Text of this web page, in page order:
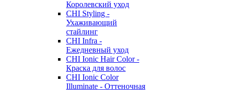
Королевский уход
CHI Styling -
Ухаживающий
стайлинг
CHI Infra -
Ежедневный уход
CHI Ionic Hair Color -
Краска для волос
CHI Ionic Color
Illuminate - Оттеночная